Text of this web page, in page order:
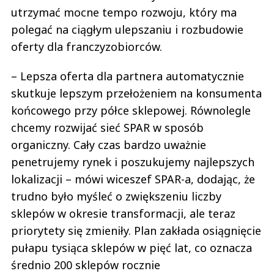
utrzymać mocne tempo rozwoju, który ma
polegać na ciągłym ulepszaniu i rozbudowie
oferty dla franczyzobiorców.
– Lepsza oferta dla partnera automatycznie
skutkuje lepszym przełożeniem na konsumenta
końcowego przy półce sklepowej. Równolegle
chcemy rozwijać sieć SPAR w sposób
organiczny. Cały czas bardzo uważnie
penetrujemy rynek i poszukujemy najlepszych
lokalizacji – mówi wiceszef SPAR-a, dodając, że
trudno było myśleć o zwiększeniu liczby
sklepów w okresie transformacji, ale teraz
priorytety się zmieniły. Plan zakłada osiągnięcie
pułapu tysiąca sklepów w pięć lat, co oznacza
średnio 200 sklepów rocznie